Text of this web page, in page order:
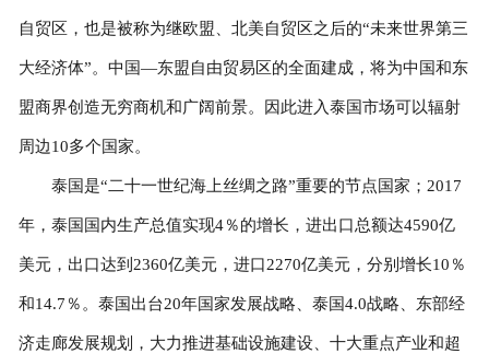
自贸区，也是被称为继欧盟、北美自贸区之后的“未来世界第三
大经济体”。中国—东盟自由贸易区的全面建成，将为中国和东
盟商界创造无穷商机和广阔前景。因此进入泰国市场可以辐射
周边10多个国家。
泰国是“二十一世纪海上丝绸之路”重要的节点国家；2017
年，泰国国内生产总值实现4％的增长，进出口总额达4590亿
美元，出口达到2360亿美元，进口2270亿美元，分别增长10％
和14.7％。泰国出台20年国家发展战略、泰国4.0战略、东部经
济走廊发展规划，大力推进基础设施建设、十大重点产业和超